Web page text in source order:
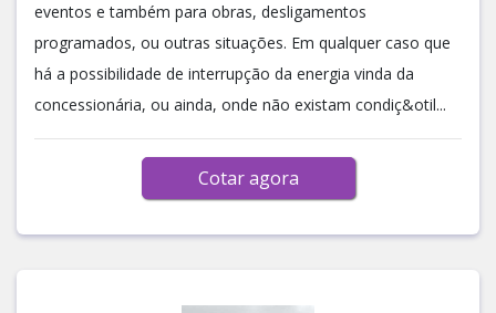
eventos e também para obras, desligamentos
programados, ou outras situações. Em qualquer caso que
há a possibilidade de interrupção da energia vinda da
concessionária, ou ainda, onde não existam condiç&otil...
Cotar agora